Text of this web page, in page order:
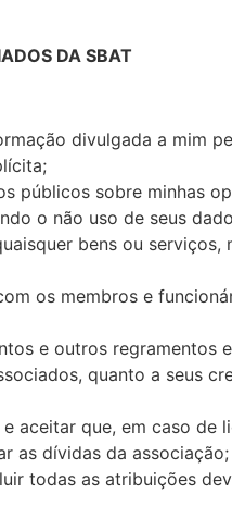
DA SBAT
divulgada a mim
públicos sobre minhas
o não uso de seus
bens ou
os membros e
e outros
quanto a seus
aceitar que, em caso
as dívidas da associação;
todas as atribuições